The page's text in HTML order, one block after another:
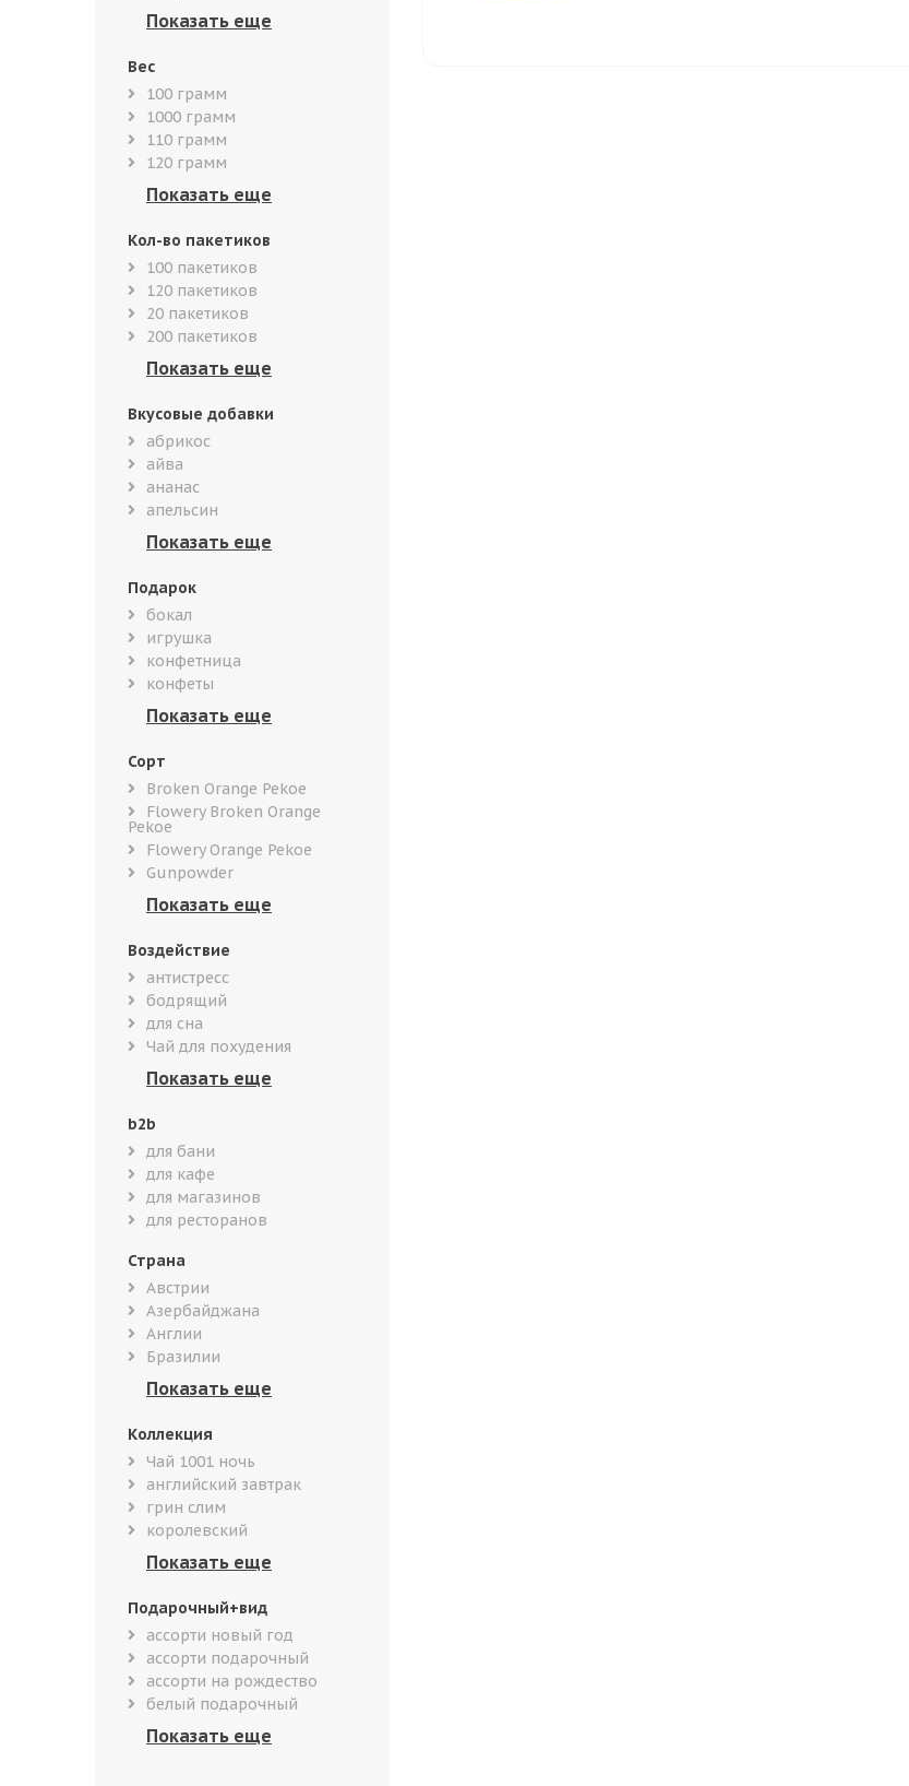
Вес
100 грамм
1000 грамм
110 грамм
120 грамм
Кол-во пакетиков
100 пакетиков
120 пакетиков
20 пакетиков
200 пакетиков
Вкусовые добавки
абрикос
айва
ананас
апельсин
Подарок
бокал
игрушка
конфетница
конфеты
Сорт
Broken Orange Pekoe
Flowery Broken Orange
Pekoe
Flowery Orange Pekoe
Gunpowder
Воздействие
антистресс
бодрящий
для сна
Чай для похудения
b2b
для бани
для кафе
для магазинов
для ресторанов
Страна
Австрии
Азербайджана
Англии
Бразилии
Коллекция
Чай 1001 ночь
английский завтрак
грин слим
королевский
Подарочный+вид
ассорти новый год
ассорти подарочный
ассорти на рождество
белый подарочный